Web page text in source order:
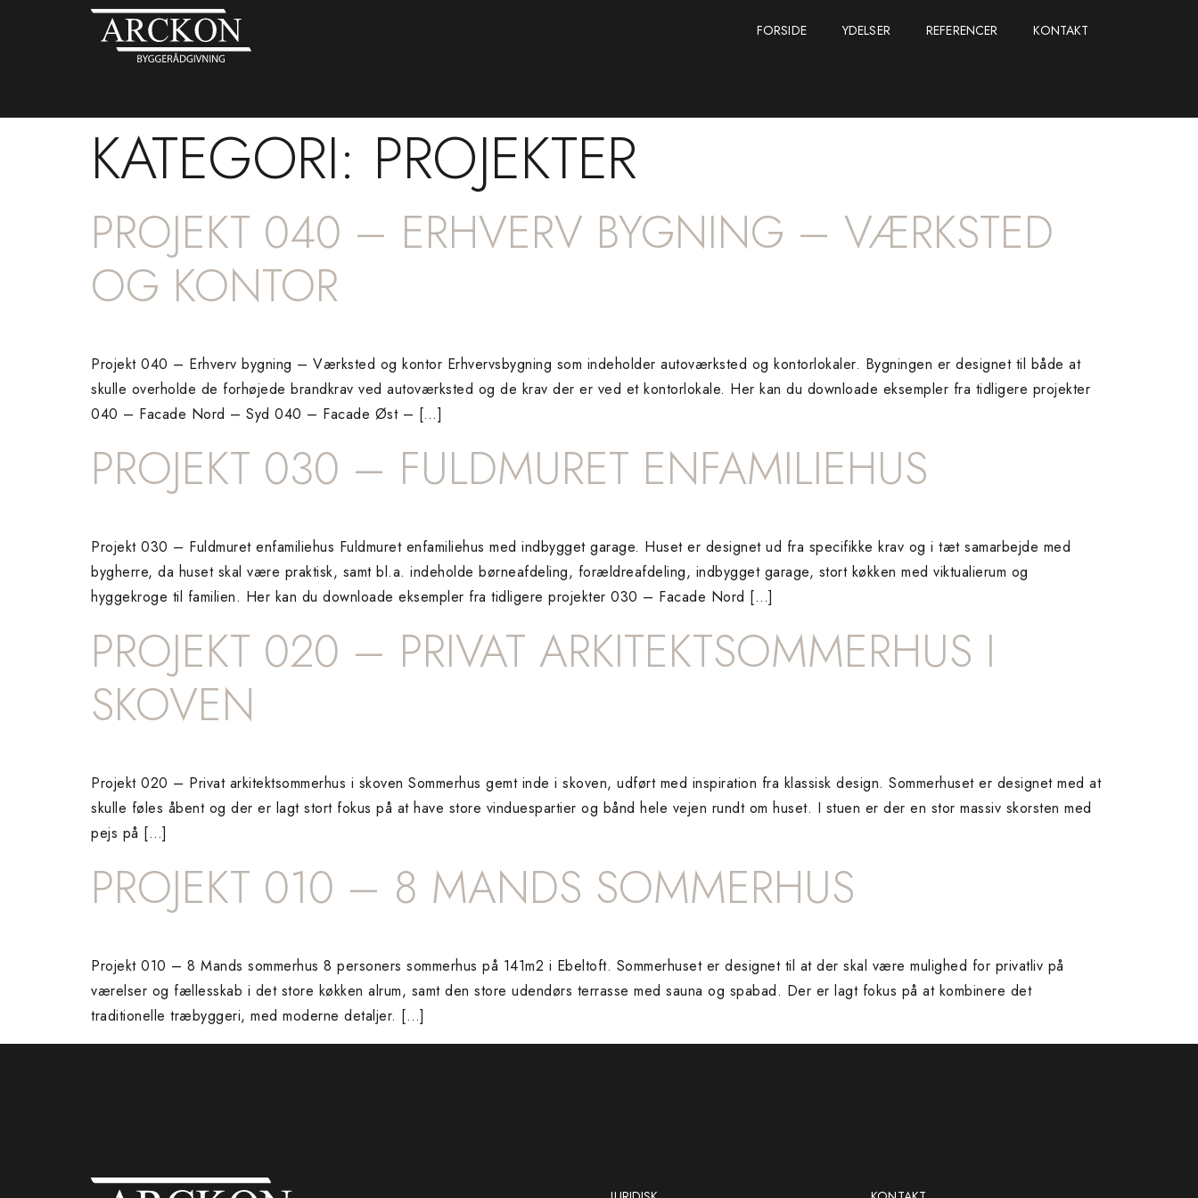
FORSIDE YDELSER REFERENCER KONTAKT
KATEGORI: PROJEKTER
PROJEKT 040 – ERHVERV BYGNING – VÆRKSTED
OG KONTOR
Projekt 040 – Erhverv bygning – Værksted og kontor Erhvervsbygning som indeholder autoværksted og kontorlokaler. Bygningen er designet til både at
skulle overholde de forhøjede brandkrav ved autoværksted og de krav der er ved et kontorlokale. Her kan du downloade eksempler fra tidligere projekter
040 – Facade Nord – Syd 040 – Facade Øst – […]
PROJEKT 030 – FULDMURET ENFAMILIEHUS
Projekt 030 – Fuldmuret enfamiliehus Fuldmuret enfamiliehus med indbygget garage. Huset er designet ud fra specifikke krav og i tæt samarbejde med
bygherre, da huset skal være praktisk, samt bl.a. indeholde børneafdeling, forældreafdeling, indbygget garage, stort køkken med viktualierum og
hyggekroge til familien. Her kan du downloade eksempler fra tidligere projekter 030 – Facade Nord […]
PROJEKT 020 – PRIVAT ARKITEKTSOMMERHUS I
SKOVEN
Projekt 020 – Privat arkitektsommerhus i skoven Sommerhus gemt inde i skoven, udført med inspiration fra klassisk design. Sommerhuset er designet med at
skulle føles åbent og der er lagt stort fokus på at have store vinduespartier og bånd hele vejen rundt om huset. I stuen er der en stor massiv skorsten med
pejs på […]
PROJEKT 010 – 8 MANDS SOMMERHUS
Projekt 010 – 8 Mands sommerhus 8 personers sommerhus på 141m2 i Ebeltoft. Sommerhuset er designet til at der skal være mulighed for privatliv på
værelser og fællesskab i det store køkken alrum, samt den store udendørs terrasse med sauna og spabad. Der er lagt fokus på at kombinere det
traditionelle træbyggeri, med moderne detaljer. […]